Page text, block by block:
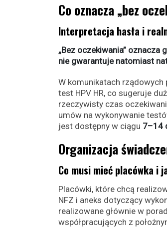
Co oznacza „bez
Interpretacja hasła i
„Bez oczekiwania”
nie gwarantuje natomiast
W komunikatach rządowych
test HPV HR, co sugeruje
rzeczywisty czas
umów na wykonywanie
jest dostępny w ciągu 7–14
Organizacja
Co musi mieć placówka i
Placówki, które chcą
NFZ i aneks dotyczący
realizowane głównie w
współpracujących z